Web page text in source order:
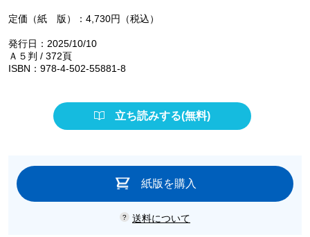
定価（紙 版）：4,730円（税込）
発行日：2025/10/10
Ａ５判 / 372頁
ISBN：978-4-502-55881-8
立ち読みする(無料)
紙版を購入
送料について